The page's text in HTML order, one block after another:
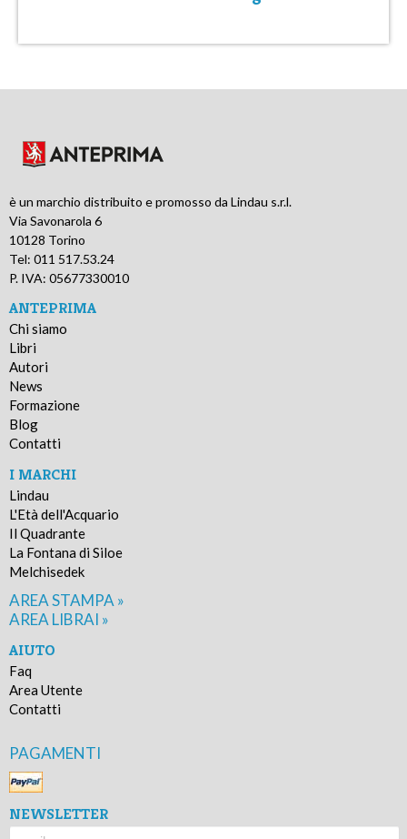
è un marchio distribuito e promosso da Lindau s.r.l.
Via Savonarola 6
10128 Torino
Tel: 011 517.53.24
P. IVA: 05677330010
ANTEPRIMA
Chi siamo
Libri
Autori
News
Formazione
Blog
Contatti
I MARCHI
Lindau
L'Età dell'Acquario
Il Quadrante
La Fontana di Siloe
Melchisedek
AREA STAMPA »
AREA LIBRAI »
AIUTO
Faq
Area Utente
Contatti
PAGAMENTI
NEWSLETTER